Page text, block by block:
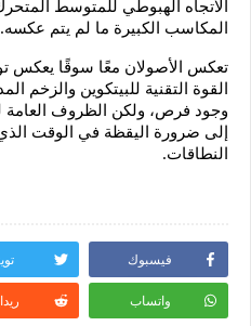
المكاسب الكبيرة ما لم يتم عكسه.
تعكس الأصولان معًا سوقًا يعكس
القوة التقنية للبيتكوين والزخم
وجود فرص، ولكن الظروف العامة
إلى ضرورة اليقظة في الوقت
النطاقات.
فيسبوك
واتساب